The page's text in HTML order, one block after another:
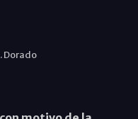
Dorado